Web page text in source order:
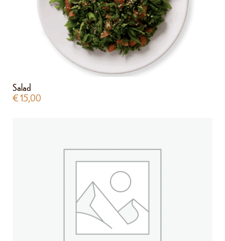
Salad
€15,00